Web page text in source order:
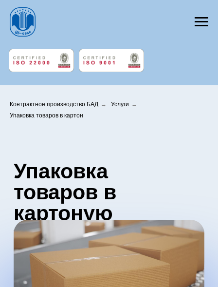
Контрактное производство БАД → Услуги →
Упаковка товаров в картон
Упаковка
упаковку
Упаковка товаров в картонные
коробки — это надежный и
экологичный способ защиты